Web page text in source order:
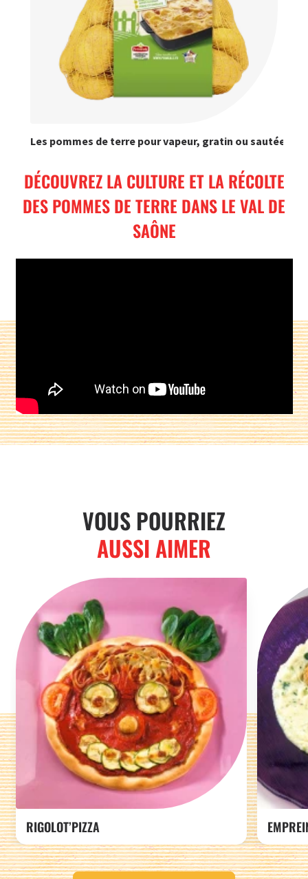
Les pommes de terre pour vapeur, gratin ou sautées
DÉCOUVREZ LA CULTURE ET LA RÉCOLTE
DES POMMES DE TERRE DANS LE VAL DE
SAÔNE
Partager sur :
VOUS POURRIEZ
AUSSI AIMER
RIGOLOT’PIZZA